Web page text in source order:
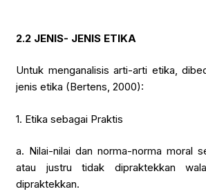
2.2 JENIS- JENIS ETIKA
Untuk menganalisis arti-arti etika,
jenis etika (Bertens, 2000):
1. Etika sebagai Praktis
a. Nilai-nilai dan norma-norma moral
atau justru tidak dipraktekkan
dipraktekkan.